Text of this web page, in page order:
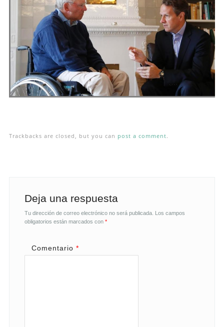
Trackbacks are closed, but you can post a comment.
Deja una respuesta
Tu dirección de correo electrónico no será publicada. Los campos
obligatorios están marcados con *
Comentario *